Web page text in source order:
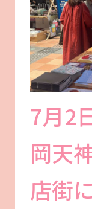
7月2
岡天
店街